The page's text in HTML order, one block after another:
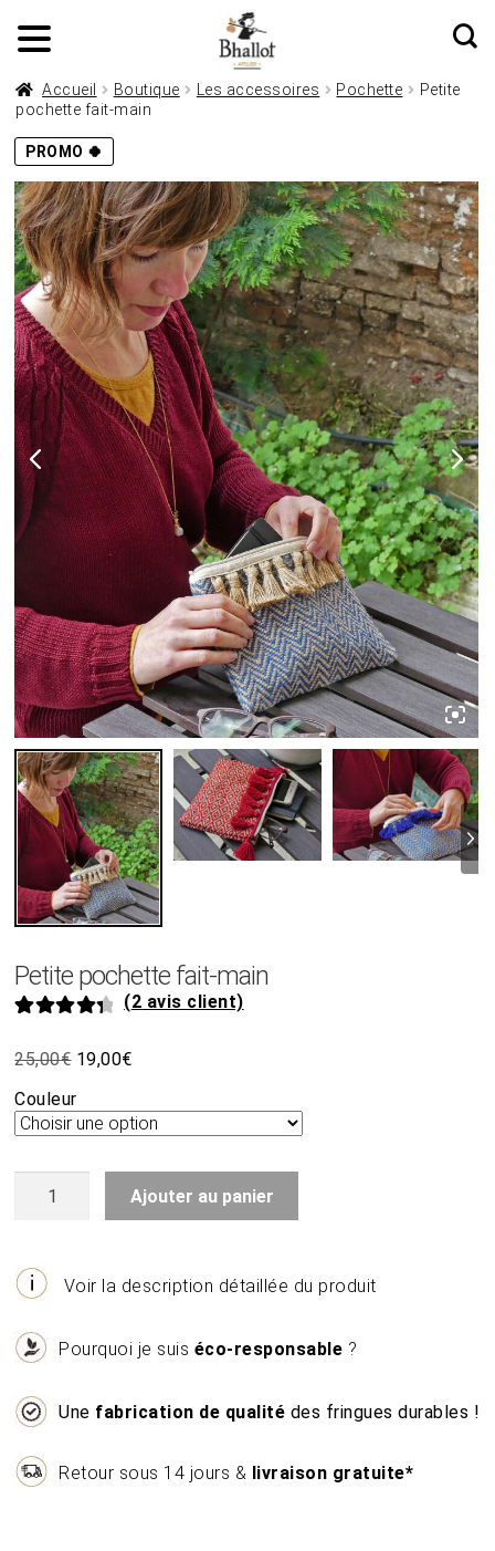
Accueil Boutique Les accessoires Pochette
Petite
pochette fait-main
PROMO 🍀
Petite pochette fait-main
sur 5 basé
notations
client
(2 avis client)
25,00€ Le
initial
était :
19,00€Le
est :
Couleur
fait-
main
Ajouter au panier
Voir la description détaillée du produit
Pourquoi je suis éco-responsable ?
Une fabrication de qualité des fringues durables !
Retour sous 14 jours & livraison gratuite*